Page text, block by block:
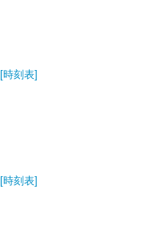
[時刻表]
[時刻表]